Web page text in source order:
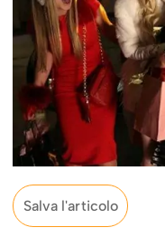
Salva l'articolo